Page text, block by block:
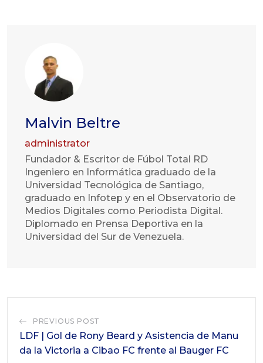
Malvin Beltre
administrator
Fundador & Escritor de Fúbol Total RD
Ingeniero en Informática graduado de la
Universidad Tecnológica de Santiago,
graduado en Infotep y en el Observatorio de
Medios Digitales como Periodista Digital.
Diplomado en Prensa Deportiva en la
Universidad del Sur de Venezuela.
PREVIOUS POST
LDF | Gol de Rony Beard y Asistencia de Manu
da la Victoria a Cibao FC frente al Bauger FC